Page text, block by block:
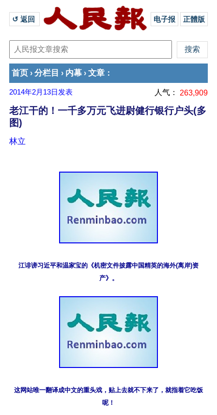
↺ 返回 电子报 正體版
首页 › 分栏目 › 内幕 › 文章 ：
2014年2月13日 发表 人气： 263,909
老江干的！一千多万元飞进尉健行银行户头(多
图)
林立
江诽谤习近平和温家宝的《机密文件披露中国精英的海外(离岸)资
产》。
这网站唯一翻译成中文的重头戏，贴上去就不下来了，就指着它吃饭
呢！